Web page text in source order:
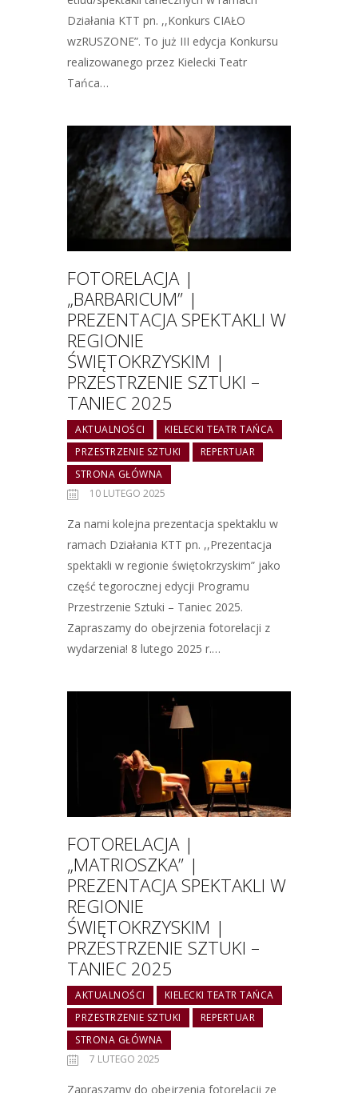
Działania KTT pn. ,,Konkurs CIAŁO
wzRUSZONE”. To już III edycja Konkursu
realizowanego przez Kielecki Teatr
Tańca…
FOTORELACJA |
„BARBARICUM” |
PREZENTACJA SPEKTAKLI W
REGIONIE
ŚWIĘTOKRZYSKIM |
PRZESTRZENIE SZTUKI –
TANIEC 2025
AKTUALNOŚCI
KIELECKI TEATR TAŃCA
PRZESTRZENIE SZTUKI
REPERTUAR
STRONA GŁÓWNA
10 LUTEGO 2025
Za nami kolejna prezentacja spektaklu w
ramach Działania KTT pn. ,,Prezentacja
spektakli w regionie świętokrzyskim” jako
część tegorocznej edycji Programu
Przestrzenie Sztuki – Taniec 2025.
Zapraszamy do obejrzenia fotorelacji z
wydarzenia! 8 lutego 2025 r.…
FOTORELACJA |
„MATRIOSZKA” |
PREZENTACJA SPEKTAKLI W
REGIONIE
ŚWIĘTOKRZYSKIM |
PRZESTRZENIE SZTUKI –
TANIEC 2025
AKTUALNOŚCI
KIELECKI TEATR TAŃCA
PRZESTRZENIE SZTUKI
REPERTUAR
STRONA GŁÓWNA
7 LUTEGO 2025
Zapraszamy do obejrzenia fotorelacji ze